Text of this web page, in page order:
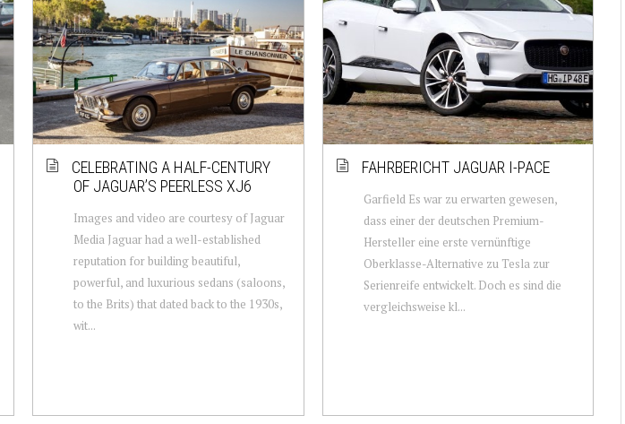
CELEBRATING A HALF-CENTURY
OF JAGUAR’S PEERLESS XJ6
Images and video are courtesy of Jaguar
Media Jaguar had a well-established
reputation for building beautiful,
powerful, and luxurious sedans (saloons,
to the Brits) that dated back to the 1930s,
wit...
FAHRBERICHT JAGUAR I-PACE
Garfield Es war zu erwarten gewesen,
dass einer der deutschen Premium-
Hersteller eine erste vernünftige
Oberklasse-Alternative zu Tesla zur
Serienreife entwickelt. Doch es sind die
vergleichsweise kl...